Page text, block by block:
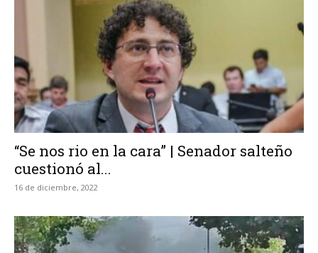
“Se nos rio en la cara” | Senador salteño
cuestionó al...
16 de diciembre, 2022